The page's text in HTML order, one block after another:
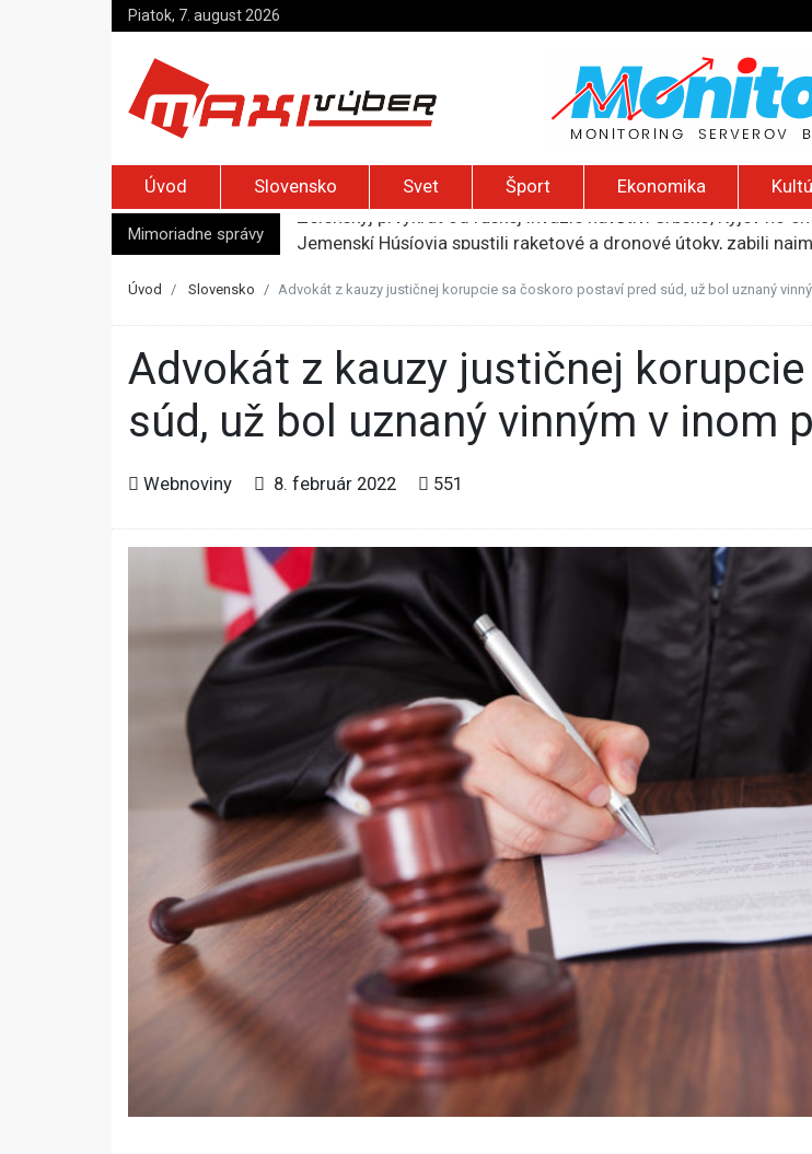
Piatok, 7. august 2026
Úvod Slovensko Svet Šport Ekonomika
Mimoriadne správy
Jemenskí Húsíovia spustili raketové a dronové útoky, zabili
Irán pohrozil susedom, že „zhasne celý Perzský záliv“, pripravil
Úvod Slovensko Advokát z kauzy justičnej korupcie sa čoskoro postaví pred súd, už bol uznaný
Advokát z kauzy justičnej korupcie sa čoskoro postaví pred
súd, už bol uznaný vinným v inom
Webnoviny 8. február 2022 551